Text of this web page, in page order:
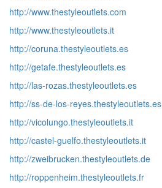
http://www.thestyleoutlets.com
http://www.thestyleoutlets.it
http://coruna.thestyleoutlets.es
http://getafe.thestyleoutlets.es
http://las-rozas.thestyleoutlets.es
http://ss-de-los-reyes.thestyleoutlets.es
http://vicolungo.thestyleoutlets.it
http://castel-guelfo.thestyleoutlets.it
http://zweibrucken.thestyleoutlets.de
http://roppenheim.thestyleoutlets.fr